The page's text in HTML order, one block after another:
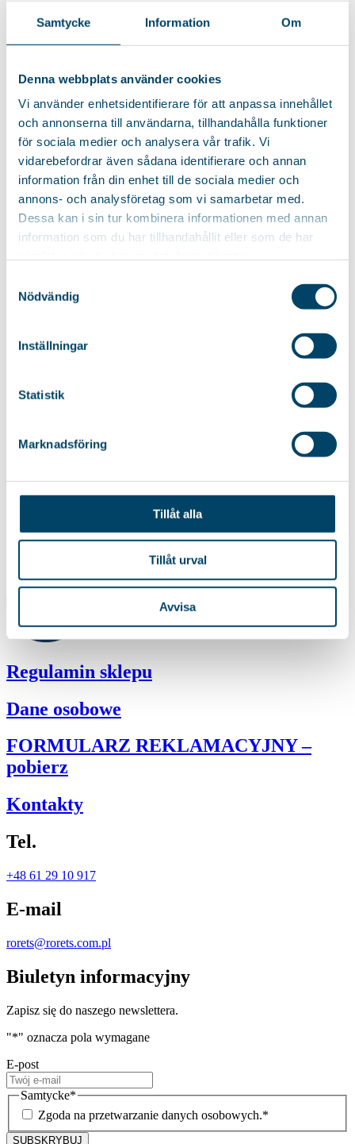
Samtycke Information Om
Denna webbplats använder cookies
Vi använder enhetsidentifierare för att anpassa innehållet
och annonserna till användarna, tillhandahålla funktioner
för sociala medier och analysera vår trafik. Vi
vidarebefordrar även sådana identifierare och annan
information från din enhet till de sociala medier och
annons- och analysföretag som vi samarbetar med.
Dessa kan i sin tur kombinera informationen med annan
information som du har tillhandahållit eller som de har
Nödvändig
Inställningar
Statistik
Marknadsföring
Tillåt alla
Tillåt urval
Avvisa
Strona główna / Atrybut produktu: Design / Fern Purple - Projektant
Fern Purple - Projektant Bitte
Stenström
ul. Wisniowa 6
787-14-43-796
Regulamin sklepu
Dane osobowe
FORMULARZ REKLAMACYJNY –
pobierz
Kontakty
Tel.
+48 61 29 10 917
E-mail
rorets@rorets.com.pl
Biuletyn informacyjny
Zapisz się do naszego newslettera.
"*" oznacza pola wymagane
E-post
Samtycke*
Zgoda na przetwarzanie danych osobowych.*